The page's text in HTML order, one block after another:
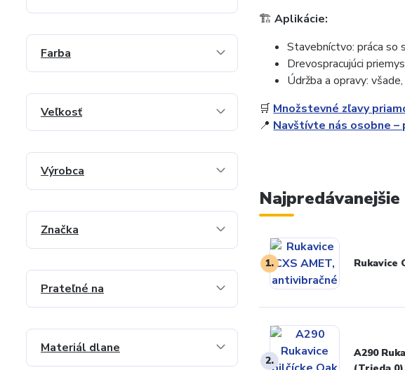
🏗️Aplikácie:
Stavebníctvo: práca so
Drevospracujúci
Údržba a opravy:
🛒 Množstevné zľavy
📍 Navštívte nás osobne –
Najpredávanejšie
1. Rukavice
2.
A290
Farba
Veľkosť
Výrobca
Značka
Prateľné na
Materiál dlane